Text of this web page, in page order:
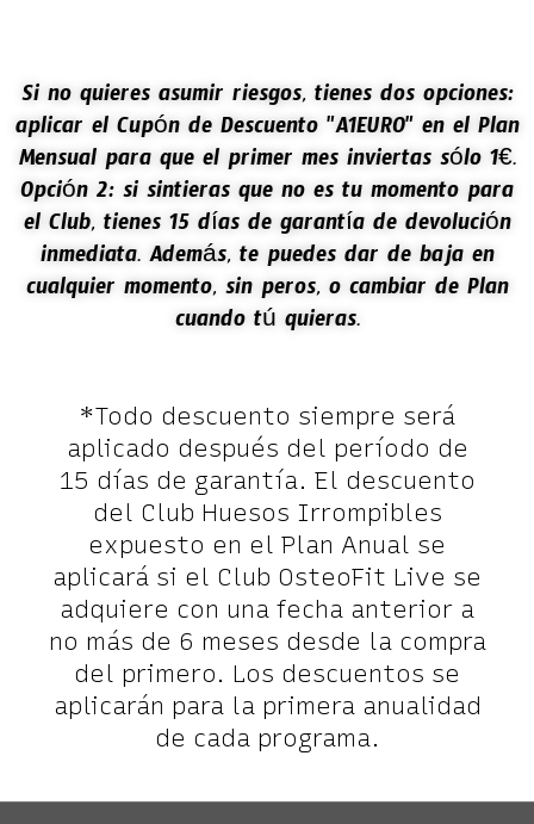
Si no quieres asumir riesgos, tienes dos opciones:
aplicar el Cupón de Descuento "A1EURO" en el Plan
Mensual para que el primer mes inviertas sólo 1€.
Opción 2: si sintieras que no es tu momento para
el Club, tienes 15 días de garantía de devolución
inmediata. Además, te puedes dar de baja en
cualquier momento, sin peros, o cambiar de Plan
cuando tú quieras.
*Todo descuento siempre será
aplicado después del período de
15 días de garantía. El descuento
del Club Huesos Irrompibles
expuesto en el Plan Anual se
aplicará si el Club OsteoFit Live se
adquiere con una fecha anterior a
no más de 6 meses desde la compra
del primero. Los descuentos se
aplicarán para la primera anualidad
de cada programa.